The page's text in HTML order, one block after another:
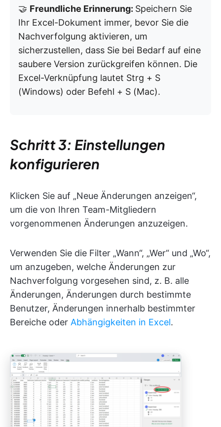
🤝 Freundliche Erinnerung: Speichern Sie
Ihr Excel-Dokument immer, bevor Sie die
Nachverfolgung aktivieren, um
sicherzustellen, dass Sie bei Bedarf auf eine
saubere Version zurückgreifen können. Die
Excel-Verknüpfung lautet Strg + S
(Windows) oder Befehl + S (Mac).
Schritt 3: Einstellungen
konfigurieren
Klicken Sie auf „Neue Änderungen anzeigen“,
um die von Ihren Team-Mitgliedern
vorgenommenen Änderungen anzuzeigen.
Verwenden Sie die Filter „Wann“, „Wer“ und „Wo“,
um anzugeben, welche Änderungen zur
Nachverfolgung vorgesehen sind, z. B. alle
Änderungen, Änderungen durch bestimmte
Benutzer, Änderungen innerhalb bestimmter
Bereiche oder Abhängigkeiten in Excel.